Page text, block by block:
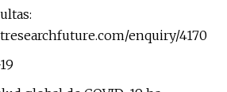
enquiry/4170